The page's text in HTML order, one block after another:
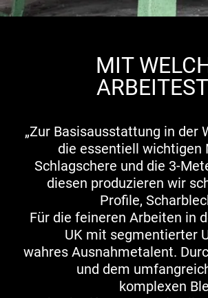
MIT
„Zur Basisausstattung in der
die essentiell wichtigen
Schlagschere und die 3-
diesen produzieren wir
Profile,
Für die feineren Arbeiten in
UK mit segmentierter
wahres Ausnahmetalent.
und dem
komplexen